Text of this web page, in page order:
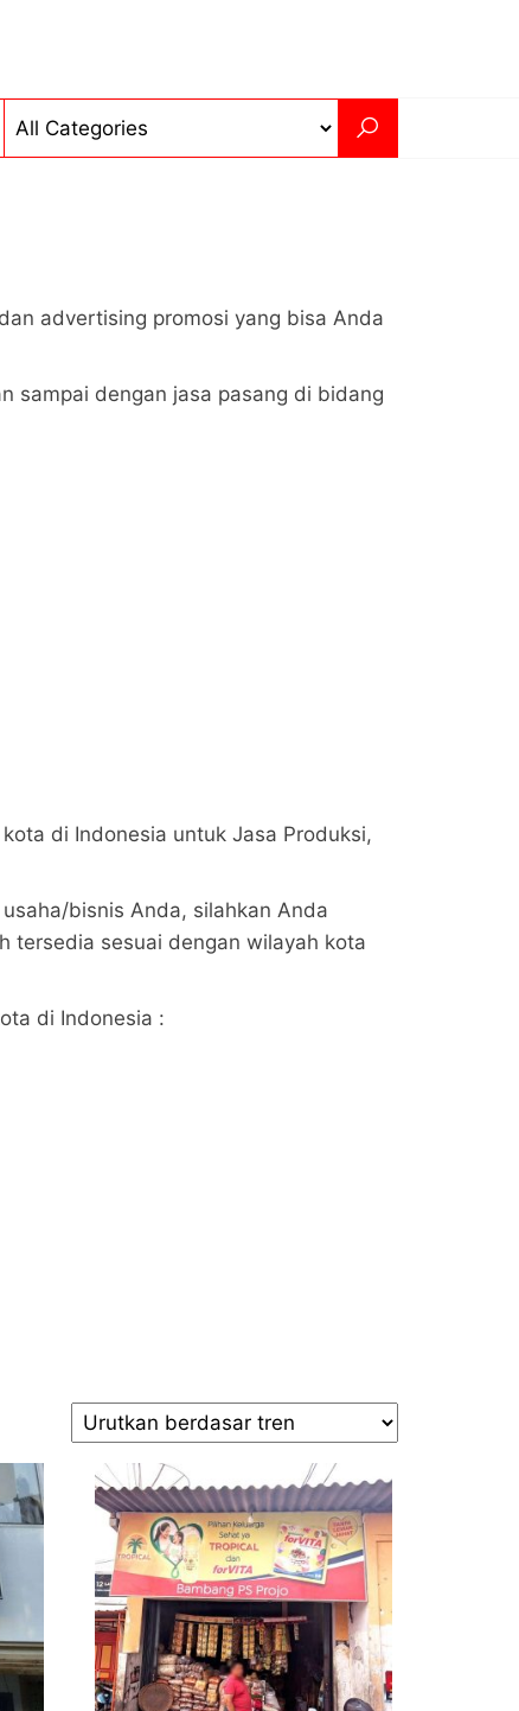
advertising promosi yang bisa Anda
sampai dengan jasa pasang di bidang
di Indonesia untuk Jasa Produksi,
bisnis Anda, silahkan Anda
tersedia sesuai dengan wilayah kota
di Indonesia :